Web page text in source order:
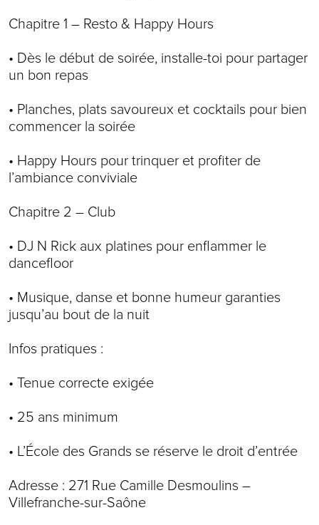
Chapitre 1 – Resto & Happy Hours
• Dès le début de soirée, installe-toi pour partager
un bon repas
• Planches, plats savoureux et cocktails pour bien
commencer la soirée
• Happy Hours pour trinquer et profiter de
l’ambiance conviviale
Chapitre 2 – Club
• DJ N Rick aux platines pour enflammer le
dancefloor
• Musique, danse et bonne humeur garanties
jusqu’au bout de la nuit
Infos pratiques :
• Tenue correcte exigée
• 25 ans minimum
• L’École des Grands se réserve le droit d’entrée
Adresse : 271 Rue Camille Desmoulins –
Villefranche-sur-Saône